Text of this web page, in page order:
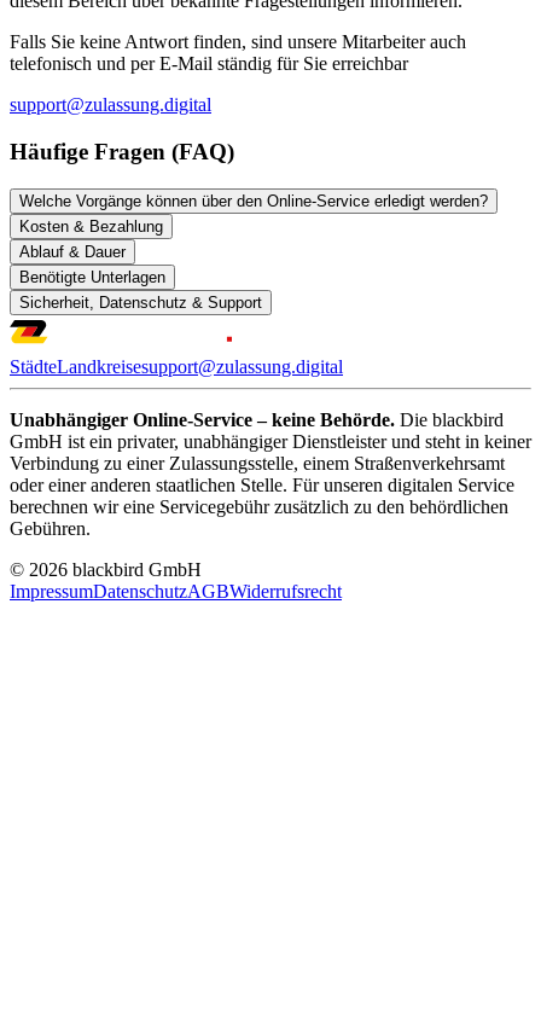
Falls Sie keine Antwort finden, sind unsere Mitarbeiter auch
telefonisch und per E-Mail ständig für Sie erreichbar
support@zulassung.digital
Häufige Fragen (FAQ)
Welche Vorgänge können über den Online-Service erledigt werden?
Kosten & Bezahlung
Ablauf & Dauer
Benötigte Unterlagen
Sicherheit, Datenschutz & Support
StädteLandkreisesupport@zulassung.digital
Unabhängiger Online-Service – keine Behörde. Die blackbird
GmbH ist ein privater, unabhängiger Dienstleister und steht in keiner
Verbindung zu einer Zulassungsstelle, einem Straßenverkehrsamt
oder einer anderen staatlichen Stelle. Für unseren digitalen Service
berechnen wir eine Servicegebühr zusätzlich zu den behördlichen
Gebühren.
© 2026 blackbird GmbH
ImpressumDatenschutzAGBWiderrufsrecht